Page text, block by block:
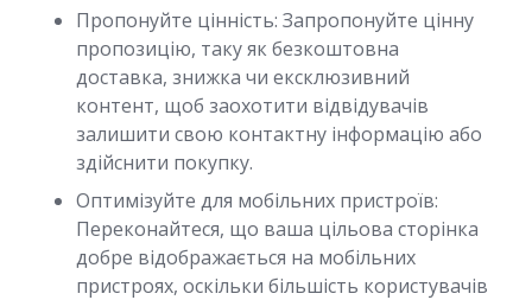
Пропонуйте цінність: Запропонуйте цінну
пропозицію, таку як безкоштовна
доставка, знижка чи ексклюзивний
контент, щоб заохотити відвідувачів
залишити свою контактну інформацію або
здійснити покупку.
Оптимізуйте для мобільних пристроїв:
Переконайтеся, що ваша цільова сторінка
добре відображається на мобільних
пристроях, оскільки більшість користувачів